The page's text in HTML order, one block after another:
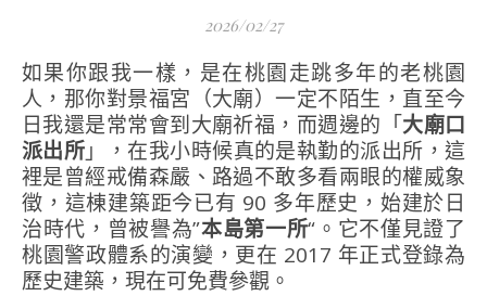
2026/02/27
如果你跟我一樣，是在桃園走跳多年的老桃園
人，那你對景福宮（大廟）一定不陌生，直至今
日我還是常常會到大廟祈福，而週邊的「大廟口
派出所」，在我小時候真的是執勤的派出所，這
裡是曾經戒備森嚴、路過不敢多看兩眼的權威象
徵，這棟建築距今已有 90 多年歷史，始建於日
治時代，曾被譽為”本島第一所“。它不僅見證了
桃園警政體系的演變，更在 2017 年正式登錄為
歷史建築，現在可免費參觀。